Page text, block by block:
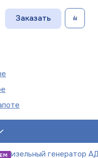
Заказать
Дизельный генератор